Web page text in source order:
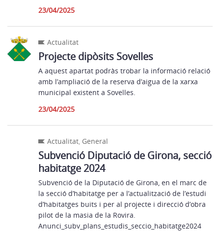
23/04/2025
Actualitat
Projecte dipòsits Sovelles
A aquest apartat podràs trobar la informació relació
amb l’ampliació de la reserva d’aigua de la xarxa
municipal existent a Sovelles.
23/04/2025
Actualitat, General
Subvenció Diputació de Girona, secció
habitatge 2024
Subvenció de la Diputació de Girona, en el marc de
la secció d’habitatge per a l’actualització de l’estudi
d’habitatges buits i per al projecte i direcció d’obra
pilot de la masia de la Rovira.
Anunci_subv_plans_estudis_seccio_habitatge2024